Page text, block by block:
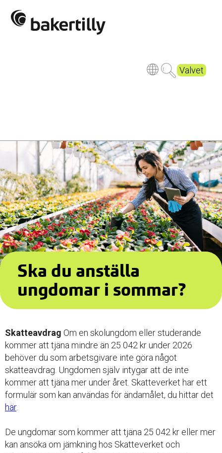
Valvet
Ska du anställa
ungdomar i sommar?
Skatteavdrag Om en skolungdom eller studerande
kommer att tjäna mindre än 25 042 kr under 2026
behöver du som arbetsgivare inte göra något
skatteavdrag. Ungdomen själv intygar att de inte
kommer att tjäna mer under året. Skatteverket har ett
formulär som kan användas för ändamålet, du hittar det
här.
De ungdomar som kommer att tjäna 25 042 kr eller mer
kan ansöka om jämkning hos Skatteverket och